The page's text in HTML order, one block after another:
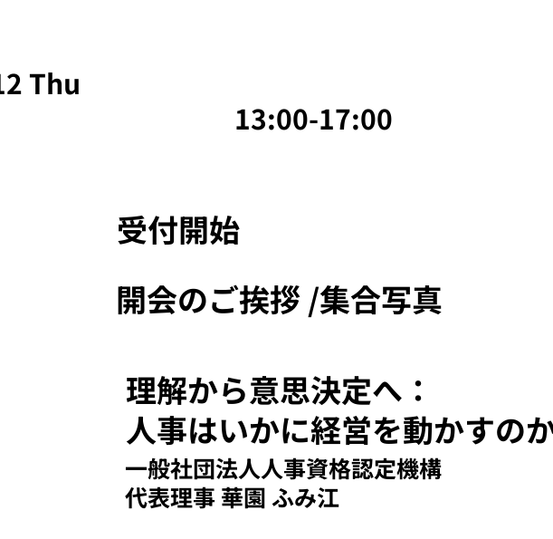
Thu
13:00-17:00
受付開始
開会のご挨拶 /集合写真​
理解から意思決定へ：
人事はいかに経営を動かすの
一般社団法人人事資格認定機構​
代表理事 華園 ふみ江 ​